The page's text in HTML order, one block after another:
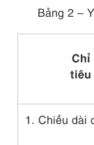
Bảng 2 –
Chỉ
tiêu
1. Chiều dài